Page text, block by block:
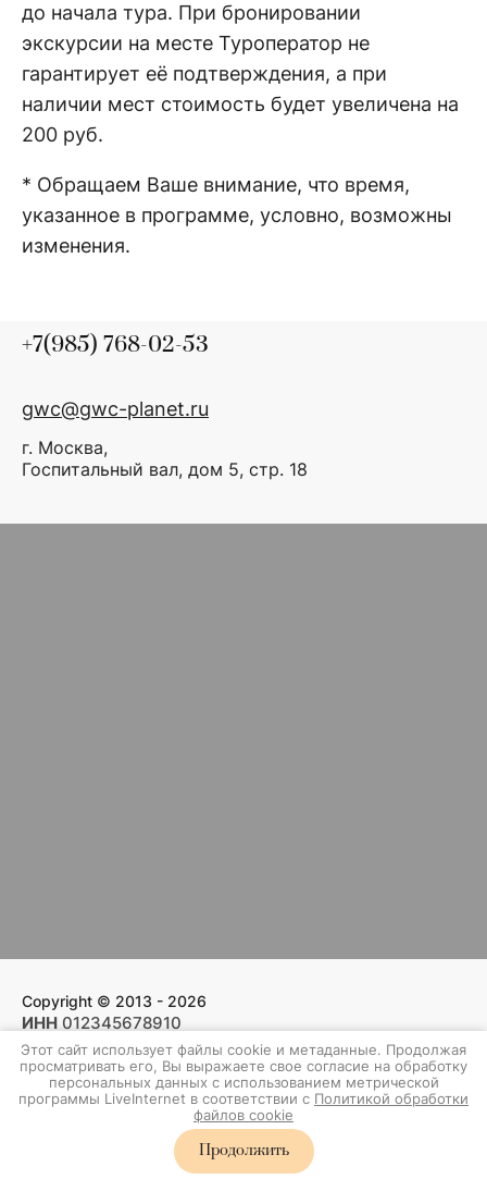
до начала тура. При бронировании
экскурсии на месте Туроператор не
гарантирует её подтверждения, а при
наличии мест стоимость будет увеличена на
200 руб.
* Обращаем Ваше внимание, что время,
указанное в программе, условно, возможны
изменения.
+7(985) 768-02-53
gwc@gwc-planet.ru
г. Москва,
Госпитальный вал, дом 5, стр. 18
Copyright © 2013 - 2026
ИНН 012345678910
ОГРНИП 109876543210000
Политика конфиденциальности
Этот сайт использует файлы cookie и метаданные. Продолжая
просматривать его, Вы выражаете свое согласие на обработку
персональных данных с использованием метрической
программы LiveInternet в соответствии с Политикой обработки
файлов cookie
Продолжить
Создание сайта для компании